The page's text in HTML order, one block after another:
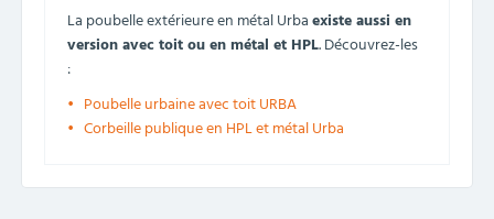
La poubelle extérieure en métal Urbaexiste aussi en
version avec toit ou en métal et HPL. Découvrez-les
:
Poubelle urbaine avec toit URBA
Corbeille publique en HPL et métal Urba